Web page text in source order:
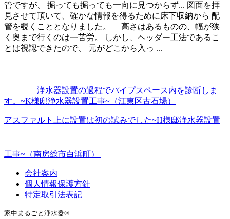
管ですが、 掘っても掘っても一向に見つからず... 図面を拝
見させて頂いて、確かな情報を得るために床下収納から 配
管を覗くこととなりました。 高さはあるものの、幅が狭
く奥まで行くのは一苦労。 しかし、ヘッダー工法であるこ
とは視認できたので、 元がどこから入っ ...
浄水器設置の過程でパイプスペース内を診断しま
す。~K様邸浄水器設置工事~（江東区古石場）
アスファルト上に設置は初の試みでした~H様邸浄水器設置
工事~（南房総市白浜町）
会社案内
個人情報保護方針
特定取引法表記
家中まるごと浄水器®